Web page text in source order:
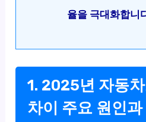
율을 극대화합니
1. 2025년 자동
차이 주요 원인과